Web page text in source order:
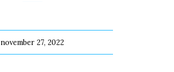
november 27, 2022